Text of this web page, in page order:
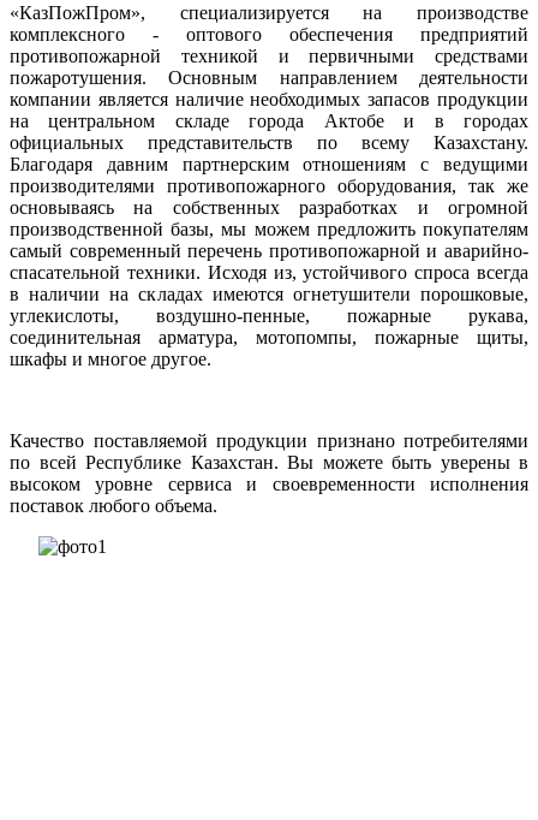
«КазПожПром», специализируется на производстве
комплексного - оптового обеспечения предприятий
противопожарной техникой и первичными средствами
пожаротушения. Основным направлением деятельности
компании является наличие необходимых запасов продукции
на центральном складе города Актобе и в городах
официальных представительств по всему Казахстану.
Благодаря давним партнерским отношениям с ведущими
производителями противопожарного оборудования, так же
основываясь на собственных разработках и огромной
производственной базы, мы можем предложить покупателям
самый современный перечень противопожарной и аварийно-
спасательной техники. Исходя из, устойчивого спроса всегда
в наличии на складах имеются огнетушители порошковые,
углекислоты, воздушно-пенные, пожарные рукава,
соединительная арматура, мотопомпы, пожарные щиты,
шкафы и многое другое.
Качество поставляемой продукции признано потребителями
по всей Республике Казахстан. Вы можете быть уверены в
высоком уровне сервиса и своевременности исполнения
поставок любого объема.